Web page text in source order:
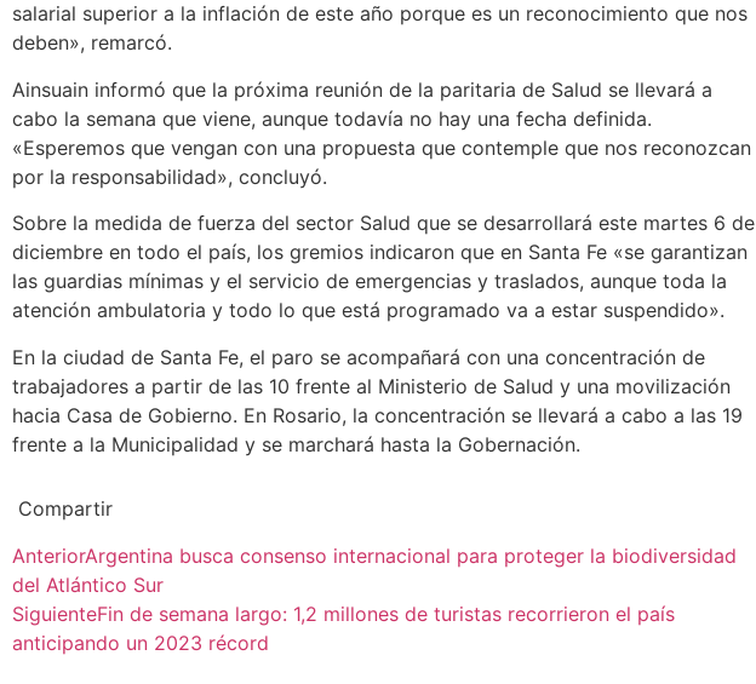
salarial superior a la inflación de este año porque es un reconocimiento que nos
deben», remarcó.
Ainsuain informó que la próxima reunión de la paritaria de Salud se llevará a
cabo la semana que viene, aunque todavía no hay una fecha definida.
«Esperemos que vengan con una propuesta que contemple que nos reconozcan
por la responsabilidad», concluyó.
Sobre la medida de fuerza del sector Salud que se desarrollará este martes 6 de
diciembre en todo el país, los gremios indicaron que en Santa Fe «se garantizan
las guardias mínimas y el servicio de emergencias y traslados, aunque toda la
atención ambulatoria y todo lo que está programado va a estar suspendido».
En la ciudad de Santa Fe, el paro se acompañará con una concentración de
trabajadores a partir de las 10 frente al Ministerio de Salud y una movilización
hacia Casa de Gobierno. En Rosario, la concentración se llevará a cabo a las 19
frente a la Municipalidad y se marchará hasta la Gobernación.
Compartir
AnteriorArgentina busca consenso internacional para proteger la biodiversidad
del Atlántico Sur
SiguienteFin de semana largo: 1,2 millones de turistas recorrieron el país
anticipando un 2023 récord